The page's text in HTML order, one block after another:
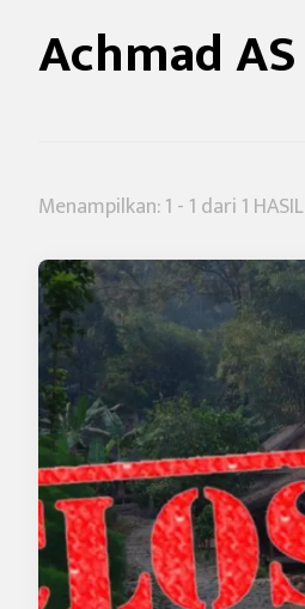
Achmad AS
Menampilkan: 1 - 1 dari 1 HASIL